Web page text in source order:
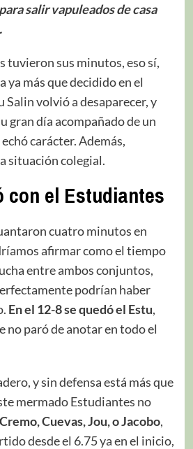
salir vapuleados de casa
tuvieron sus minutos, eso sí,
ya más que decidido en el
Salin volvió a desaparecer, y
gran día acompañado de un
carácter. Además,
situación colegial.
con el Estudiantes
cuatro minutos en
afirmar como el tiempo
entre ambos conjuntos,
podrían haber
En el 12-8 se quedó el Estu,
no paró de anotar en todo el
y sin defensa está más que
mermado Estudiantes no
Cuevas, Jou, o Jacobo,
desde el 6.75 ya en el inicio,